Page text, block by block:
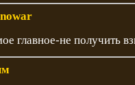
главное-не получить